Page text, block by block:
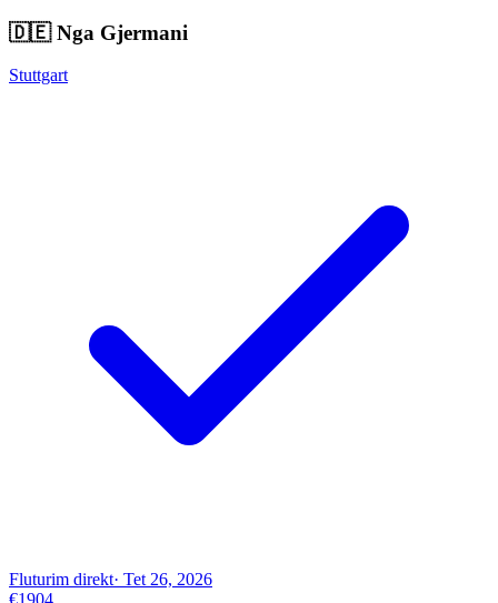
🇩🇪Nga Gjermani
Stuttgart
Fluturim direkt· Tet 26, 2026